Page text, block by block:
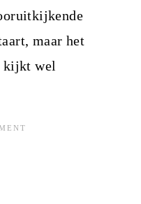
maar het
kijkt wel